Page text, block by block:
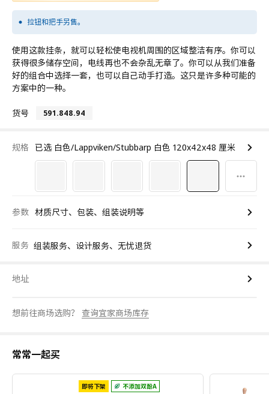
拉钮和把手另售。
使用这款挂条，就可以轻松使电视机周围的区域整洁有序。你可以
获得很多储存空间，电线再也不会杂乱无章了。你可以从我们准备
好的组合中选择一套，也可以自己动手打造。这只是许多种可能的
方案中的一种。
货号 591.848.94
规格 已选 白色/Lappviken/Stubbarp 白色 120x42x48 厘米
参数 材质尺寸、包装、组装说明等
服务 组装服务、设计服务、无忧退货
地址
想前往商场选购？ 查询宜家商场库存
常常一起买
即将下架 不添加双酚A